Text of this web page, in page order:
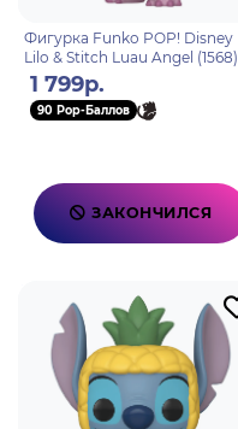
Фигурка Funko POP! Disney
Lilo & Stitch Luau Angel (1568)
86274
1 799р.
90 Pop-Баллов
ЗАКОНЧИЛСЯ